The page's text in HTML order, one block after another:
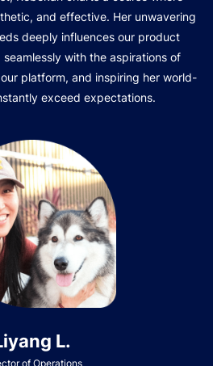
and effective. Her unwavering
deeply influences our product
with the aspirations of
platform, and inspiring her world-
exceed expectations.
L.
of Operations